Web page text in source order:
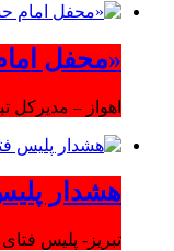
«محفل
اهواز –
هشدار
تبریز- پلیس